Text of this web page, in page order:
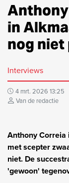
in
nog
Interviews
4 mrt. 2026 13:25
Van de redactie
Anthony Correia
met scepter
niet. De
'gewoon'